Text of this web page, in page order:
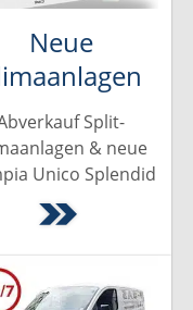
Neue
Split-
& neue
Unico Splendid